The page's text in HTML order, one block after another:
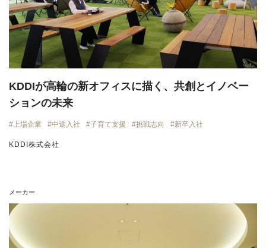
KDDIが高輪の新オフィスに描く、共創とイノベー
ションの未来
上場企業 中途入社 子育て支援 挑戦志向 新卒入社
KDDI株式会社
メーカー